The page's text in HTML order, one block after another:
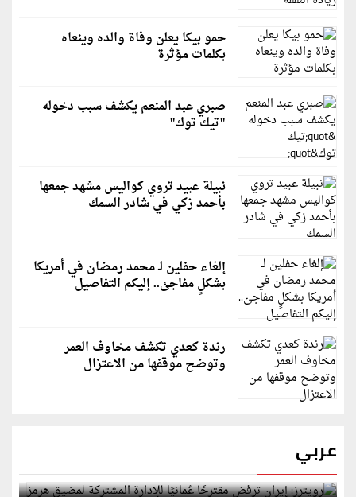
حمو بيكا يعلن وفاة والده وينعاه
بكلمات مؤثرة
صبري عبد المنعم يكشف سبب دخوله
"تيك توك"
نبيلة عبيد تروي كواليس مشهد جمعها
بأحمد زكي في شادر السمك
إلغاء حفلين لـ محمد رمضان في أمريكا
بشكلٍ مفاجئ.. إليكم التفاصيل
رندة كعدي تكشف مخاوف العمر
وتوضح موقفها من الاعتزال
عربي
رويترز: إيران ترفض مقترحًا عُمانيًا للإدارة المشتركة
لمضيق هرمز